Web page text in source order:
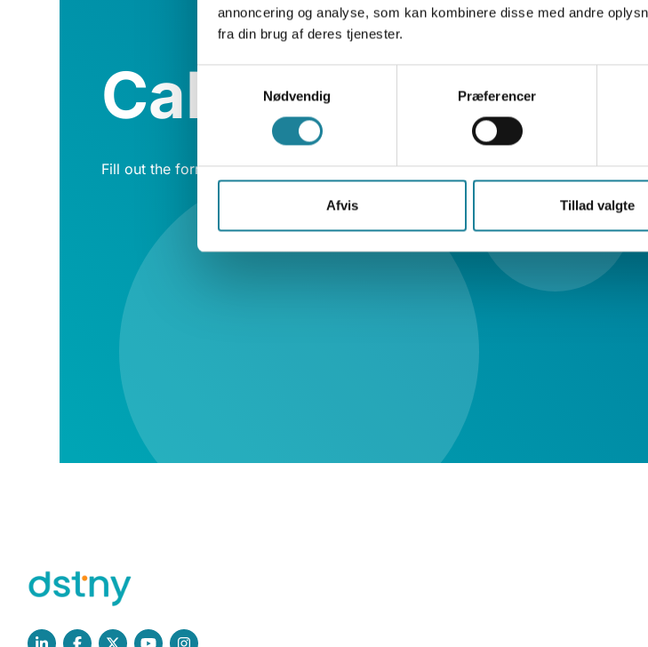
annoncering og analyse, som kan kombinere disse med andre
fra din brug af deres tjenester.
Samtykkevalg
Nødvendig
Præferencer
Afvis Tillad valgte
Call me back
Fill out the form and one of our representatives will contact you.